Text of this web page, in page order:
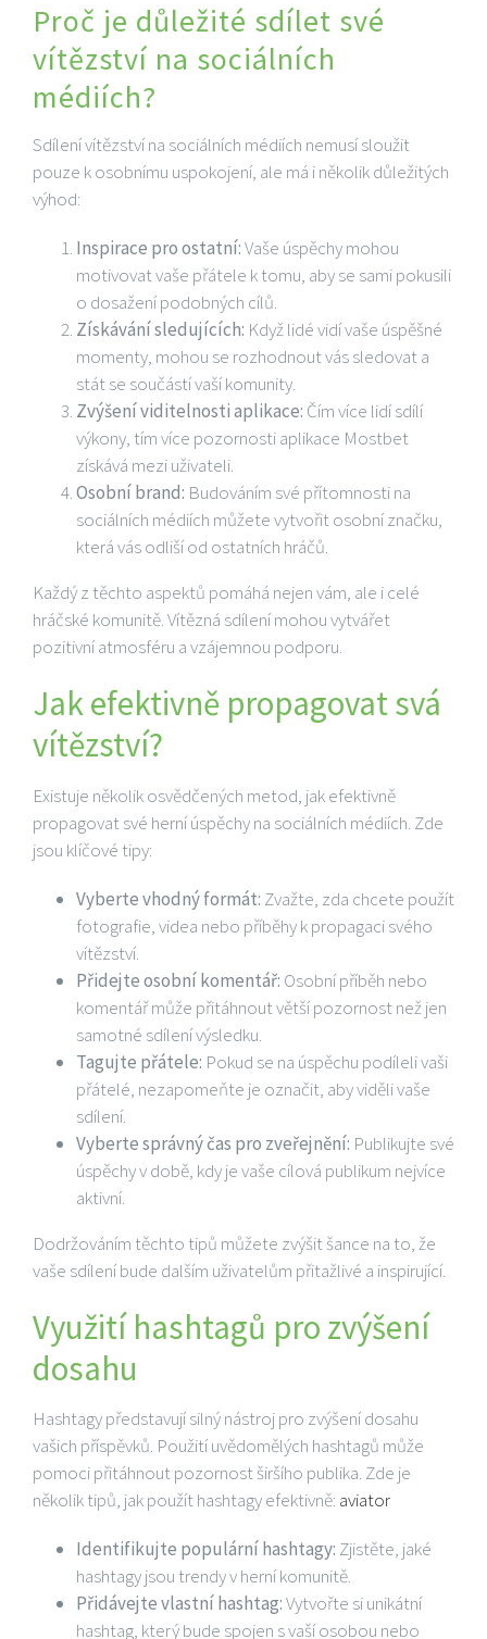
Proč je důležité sdílet své
vítězství na sociálních
médiích?
Sdílení vítězství na sociálních médiích nemusí sloužit
pouze k osobnímu uspokojení, ale má i několik důležitých
výhod:
Inspirace pro ostatní:Vaše úspěchy mohou
motivovat vaše přátele k tomu, aby se sami pokusili
o dosažení podobných cílů.
Získávání sledujících: Když lidé vidí vaše úspěšné
momenty, mohou se rozhodnout vás sledovat a
stát se součástí vaší komunity.
Zvýšení viditelnosti aplikace: Čím více lidí sdílí
výkony, tím více pozornosti aplikace Mostbet
získává mezi uživateli.
Osobní brand: Budováním své přítomnosti na
sociálních médiích můžete vytvořit osobní značku,
která vás odliší od ostatních hráčů.
Každý z těchto aspektů pomáhá nejen vám, ale i celé
hráčské komunitě. Vítězná sdílení mohou vytvářet
pozitivní atmosféru a vzájemnou podporu.
Jak efektivně propagovat svá
vítězství?
Existuje několik osvědčených metod, jak efektivně
propagovat své herní úspěchy na sociálních médiích. Zde
jsou klíčové tipy:
Vyberte vhodný formát: Zvažte, zda chcete použít
fotografie, videa nebo příběhy k propagaci svého
vítězství.
Přidejte osobní komentář: Osobní příběh nebo
komentář může přitáhnout větší pozornost než jen
samotné sdílení výsledku.
Tagujte přátele: Pokud se na úspěchu podíleli vaši
přátelé, nezapomeňte je označit, aby viděli vaše
sdílení.
Vyberte správný čas pro zveřejnění: Publikujte své
úspěchy v době, kdy je vaše cílová publikum nejvíce
aktivní.
Dodržováním těchto tipů můžete zvýšit šance na to, že
vaše sdílení bude dalším uživatelům přitažlivé a inspirující.
Využití hashtagů pro zvýšení
dosahu
Hashtagy představují silný nástroj pro zvýšení dosahu
vašich příspěvků. Použití uvědomělých hashtagů může
pomoci přitáhnout pozornost širšího publika. Zde je
několik tipů, jak použít hashtagy efektivně: aviator
Identifikujte populární hashtagy: Zjistěte, jaké
hashtagy jsou trendy v herní komunitě.
Přidávejte vlastní hashtag:Vytvořte si unikátní
hashtag, který bude spojen s vaší osobou nebo